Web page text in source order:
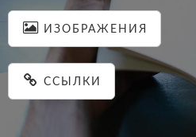
ИЗОБРАЖЕНИЯ
ССЫЛКИ